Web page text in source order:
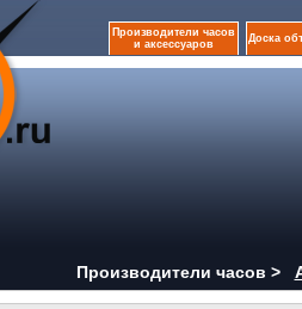
Производители часов
и аксессуаров
Доска
Производители часов >